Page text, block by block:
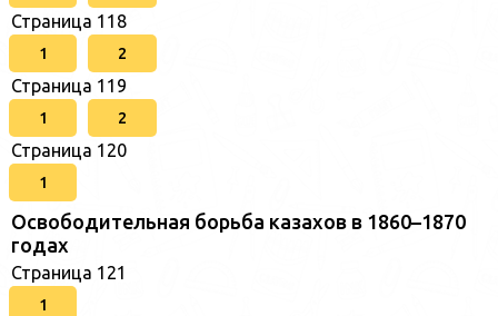
Страница 118
1 2
Страница 119
1 2
Страница 120
1
Освободительная борьба казахов в 1860–1870
годах
Страница 121
1